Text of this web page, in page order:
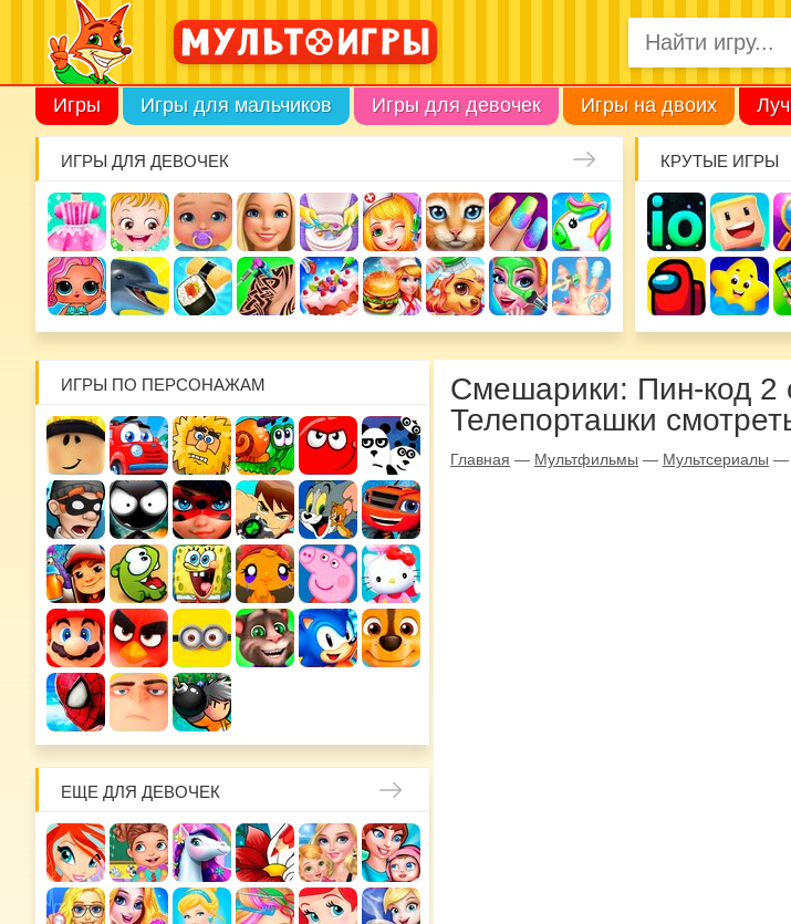
Игры Игры для мальчиков Игры для девочек Игры на двоих
ИГРЫ ДЛЯ ДЕВОЧЕК КРУТЫЕ ИГРЫ
ИГРЫ ПО ПЕРСОНАЖАМ
ЕЩЕ ДЛЯ ДЕВОЧЕК
Смешарики: Пин-код 2
Телепорташки
Главная — Мультфильмы — Мультсериалы —